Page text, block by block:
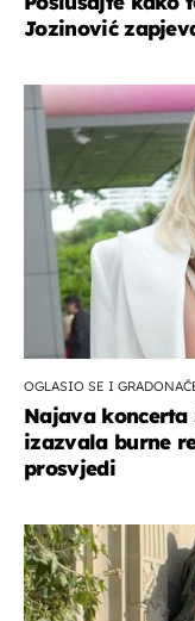
Jozinović
OGLASIO SE I
Najava koncerta
izazvala burne
prosvjedi